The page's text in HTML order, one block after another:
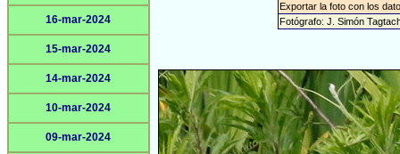
16-mar-2024
15-mar-2024
14-mar-2024
10-mar-2024
09-mar-2024
Exportar la foto con los
Fotógrafo: J. Simón